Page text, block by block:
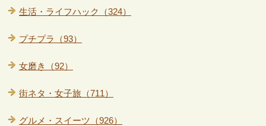
生活・ライフハック（324）
プチプラ（93）
女磨き（92）
街ネタ・女子旅（711）
グルメ・スイーツ（926）